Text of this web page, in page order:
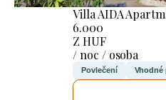
Villa AIDA
6.000
Z HUF
/ noc / osoba
Povlečení Vhodné